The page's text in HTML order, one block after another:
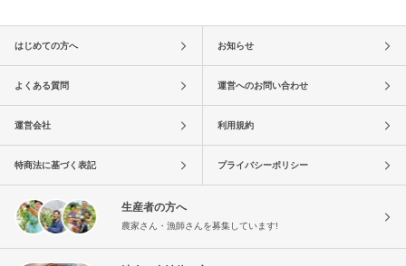
はじめての方へ お知らせ
よくある質問 運営へのお問い合わせ
運営会社 利用規約
特商法に基づく表記 プライバシーポリシー
生産者の方へ
農家さん・漁師さんを募集しています!